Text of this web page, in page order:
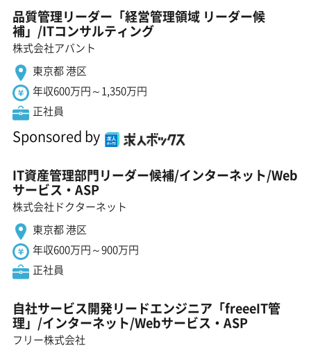
品質管理リーダー「経営管理領域 リーダー候
補」/ITコンサルティング
株式会社アバント
東京都 港区
年収600万円～1,350万円
正社員
Sponsored by
IT資産管理部門リーダー候補/インターネット/Web
サービス・ASP
株式会社ドクターネット
東京都 港区
年収600万円～900万円
正社員
自社サービス開発リードエンジニア「freeeIT管
理」/インターネット/Webサービス・ASP
フリー株式会社